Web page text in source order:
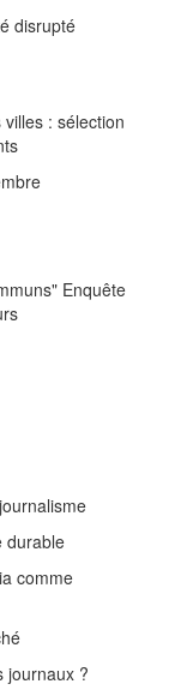
disrupté
: sélection
Enquête
durable
comme
journaux ?